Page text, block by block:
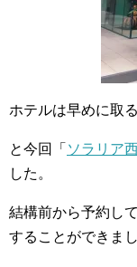
ホテルは早めに取
と今回「 ソラリア
した。
結構前から予約し
することができまし